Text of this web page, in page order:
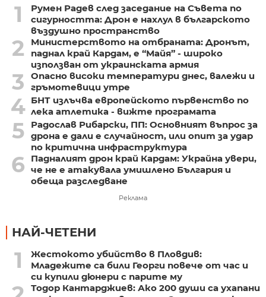
1
Румен Радев след заседание на Съвета по
сигурността: Дрон е нахлул в българското
въздушно пространство
2
Министерството на отбраната: Дронът,
паднал край Кардам, е “Майя” - широко
използван от украинската армия
3
Опасно високи температури днес, валежи и
гръмотевици утре
4 БНТ излъчва европейското първенство по
лека атлетика - вижте програмата
5
Радослав Рибарски, ПП: Основният въпрос за
дрона е дали е случайност, или опит за удар
по критична инфраструктура
6
Падналият дрон край Кардам: Украйна увери,
че не е атакувала умишлено България и
обеща разследване
Реклама
НАЙ-ЧЕТЕНИ
1
Жестокото убийство в Пловдив:
Младежите са били Георги повече от час и
си купили дюнери с парите му
Тодор Кантарджиев: Ако 200 души са ухапани